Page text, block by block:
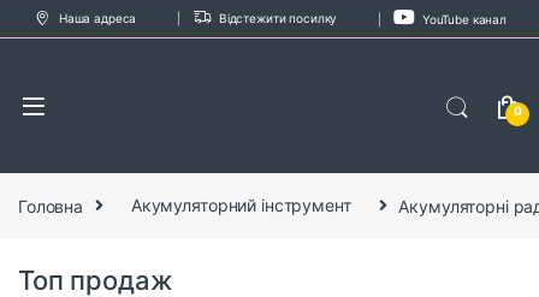
Skip to navigation
Skip to content
Наша адреса Відстежити посилку YouTube канал
0
Головна Акумуляторний інструмент Акумуляторні
Топ продаж